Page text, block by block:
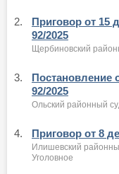
2.
Приговор от 15
92/2025
Щербиновский
3.
Постановление
92/2025
Ольский районный
4. Приговор от 8
Илишевский
Уголовное